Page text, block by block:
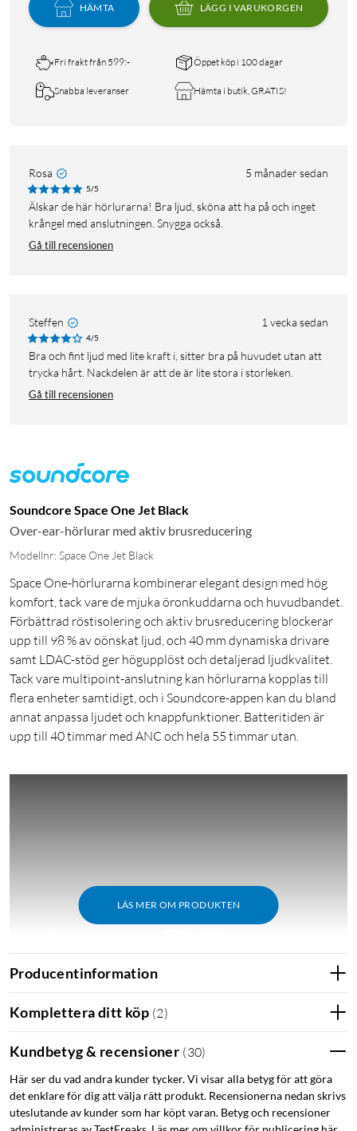
HÄMTA LÄGG I VARUKORGEN
Fri frakt från 599:- Öppet köp i 100 dagar
Snabba leveranser Hämta i butik, GRATIS!
Rosa 5 månader sedan
5/5
Älskar de här hörlurarna! Bra ljud, sköna att ha på och inget
krångel med anslutningen. Snygga också.
Gå till recensionen
Steffen 1 vecka sedan
4/5
Bra och fint ljud med lite kraft i, sitter bra på huvudet utan att
trycka hårt. Nackdelen är att de är lite stora i storleken.
Gå till recensionen
Soundcore Space One Jet Black
Over-ear-hörlurar med aktiv brusreducering
Modellnr: Space One Jet Black
Space One-hörlurarna kombinerar elegant design med hög
komfort, tack vare de mjuka öronkuddarna och huvudbandet.
Förbättrad röstisolering och aktiv brusreducering blockerar
upp till 98 % av oönskat ljud, och 40 mm dynamiska drivare
samt LDAC-stöd ger högupplöst och detaljerad ljudkvalitet.
Tack vare multipoint-anslutning kan hörlurarna kopplas till
flera enheter samtidigt, och i Soundcore-appen kan du bland
annat anpassa ljudet och knappfunktioner. Batteritiden är
upp till 40 timmar med ANC och hela 55 timmar utan.
LÄS MER OM PRODUKTEN
Utmärkelser
Tek.no: "Space One är ett kap med fantastiskt ljud och många
Sammanfattning:
Producentinformation
Komplettera ditt köp (2)
Kundbetyg & recensioner (30)
Här ser du vad andra kunder tycker. Vi visar alla betyg för att göra
det enklare för dig att välja rätt produkt. Recensionerna nedan skrivs
uteslutande av kunder som har köpt varan. Betyg och recensioner